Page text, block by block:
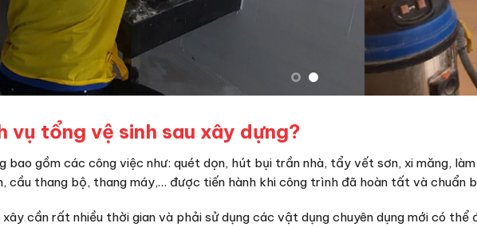
vụ tổng vệ sinh sau xây dựng?
bao gồm các công việc như: quét dọn, hút bụi trần nhà, tẩy vết sơn, xi măng,
cầu thang bộ, thang máy,… được tiến hành khi công trình đã hoàn tất và chuẩn
cần rất nhiều thời gian và phải sử dụng các vật dụng chuyên dụng mới có